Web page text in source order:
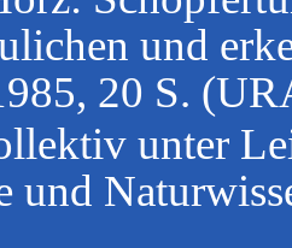
und
20 S.
unter
und